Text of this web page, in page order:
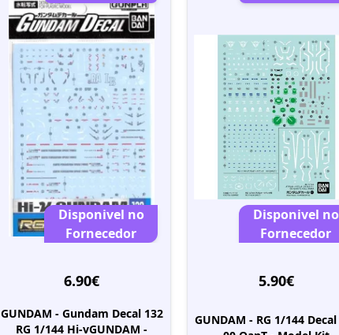
Disponivel no
Fornecedor
6.90€
GUNDAM - Gundam Decal 132
RG 1/144 Hi-vGUNDAM -
Disponivel no
Fornecedor
5.90€
GUNDAM - RG 1/144 Decal